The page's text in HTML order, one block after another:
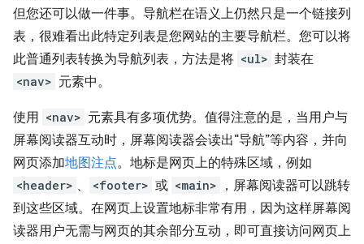
但您还可以做一件事。导航栏在语义上仍然只是一个链接列
表，很难看出此特定列表是您网站的主要导航栏。您可以将
此普通列表转换为导航列表，方法是将 <ul> 封装在
<nav> 元素中。
使用 <nav> 元素具有多项优势。值得注意的是，当用户与
屏幕阅读器互动时，屏幕阅读器会读出“导航”等内容，并向
网页添加地图注点。地标是网页上的特殊区域，例如
<header> 、 <footer> 或 <main>
，屏幕阅读器可以跳转
到这些区域。在网页上设置地标非常有用，因为这样屏幕阅
读器用户无需与网页的其余部分互动，即可直接访问网页上